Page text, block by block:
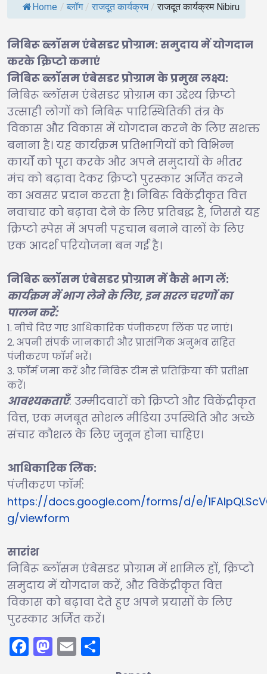
Home / ब्लॉग / राजदूत कार्यक्रम / राजदूत कार्यक्रम Nibiru
निबिरू ब्लॉसम एंबेसडर प्रोग्राम: समुदाय में योगदान
करके क्रिप्टो कमाएं
निबिरू ब्लॉसम एंबेसडर प्रोग्राम के प्रमुख लक्ष्य:
निबिरू ब्लॉसम एंबेसडर प्रोग्राम का उद्देश्य क्रिप्टो
उत्साही लोगों को निबिरू पारिस्थितिकी तंत्र के
विकास और विकास में योगदान करने के लिए सशक्त
बनाना है। यह कार्यक्रम प्रतिभागियों को विभिन्न
कार्यों को पूरा करके और अपने समुदायों के भीतर
मंच को बढ़ावा देकर क्रिप्टो पुरस्कार अर्जित करने
का अवसर प्रदान करता है। निबिरू विकेंद्रीकृत वित्त
नवाचार को बढ़ावा देने के लिए प्रतिबद्ध है, जिससे यह
क्रिप्टो स्पेस में अपनी पहचान बनाने वालों के लिए
एक आदर्श परियोजना बन गई है।
निबिरू ब्लॉसम एंबेसडर प्रोग्राम में कैसे भाग लें:
कार्यक्रम में भाग लेने के लिए, इन सरल चरणों का
पालन करें:
नीचे दिए गए आधिकारिक पंजीकरण लिंक पर जाएं।
अपनी संपर्क जानकारी और प्रासंगिक अनुभव सहित
पंजीकरण फॉर्म भरें।
फॉर्म जमा करें और निबिरू टीम से प्रतिक्रिया की प्रतीक्षा
करें।
आवश्यकताएँ: उम्मीदवारों को क्रिप्टो और विकेंद्रीकृत
वित्त, एक मजबूत सोशल मीडिया उपस्थिति और अच्छे
संचार कौशल के लिए जुनून होना चाहिए।
आधिकारिक लिंक:
पंजीकरण फॉर्म:
https://docs.google.com/forms/d/e/
g/viewform
सारांश
निबिरू ब्लॉसम एंबेसडर प्रोग्राम में शामिल हों, क्रिप्टो
समुदाय में योगदान करें, और विकेंद्रीकृत वित्त
विकास को बढ़ावा देते हुए अपने प्रयासों के लिए
पुरस्कार अर्जित करें।
Facebook
Mastodon
Email